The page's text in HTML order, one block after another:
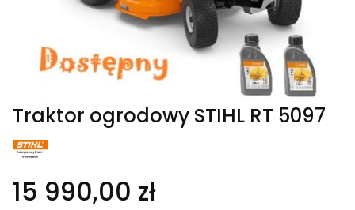
Traktor ogrodowy STIHL RT 5097
15 990,00 zł